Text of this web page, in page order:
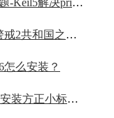
Keil5怎么解决printf语句打印空白问题-Keil5解决printf语句打印空白问题的方法
红色警戒2共和国之辉快捷键-红色警戒2共和国之辉快捷键汇总
怎么安装？
word怎么安装方正小标宋简体-word安装方正小标宋简体的方法